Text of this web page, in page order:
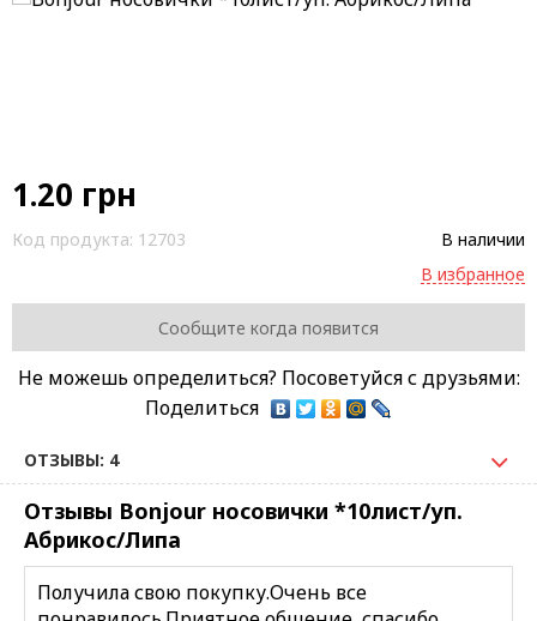
1.20 грн
Код продукта: 12703
В наличии
В избранное
Сообщите когда появится
Не можешь определиться? Посоветуйся с друзьями:
Поделиться
ОТЗЫВЫ: 4
Отзывы Bonjour носовички *10лист/уп.
Абрикос/Липа
Получила свою покупку.Очень все